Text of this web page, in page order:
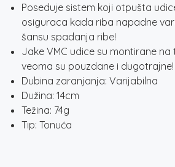
Poseduje sistem koji otpušta
osiguraca kada riba napadne
šansu spadanja ribe!
Jake VMC udice su montirane na
veoma su pouzdane i dugotrajne!
Dubina zaranjanja: Varijabilna
Dužina: 14cm
Težina: 74g
Tip: Tonuća